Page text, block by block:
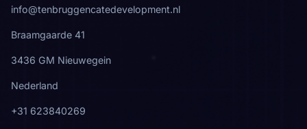
info@tenbruggencatedevelopment.nl
Braamgaarde 41
3436 GM Nieuwegein
Nederland
+31 623840269